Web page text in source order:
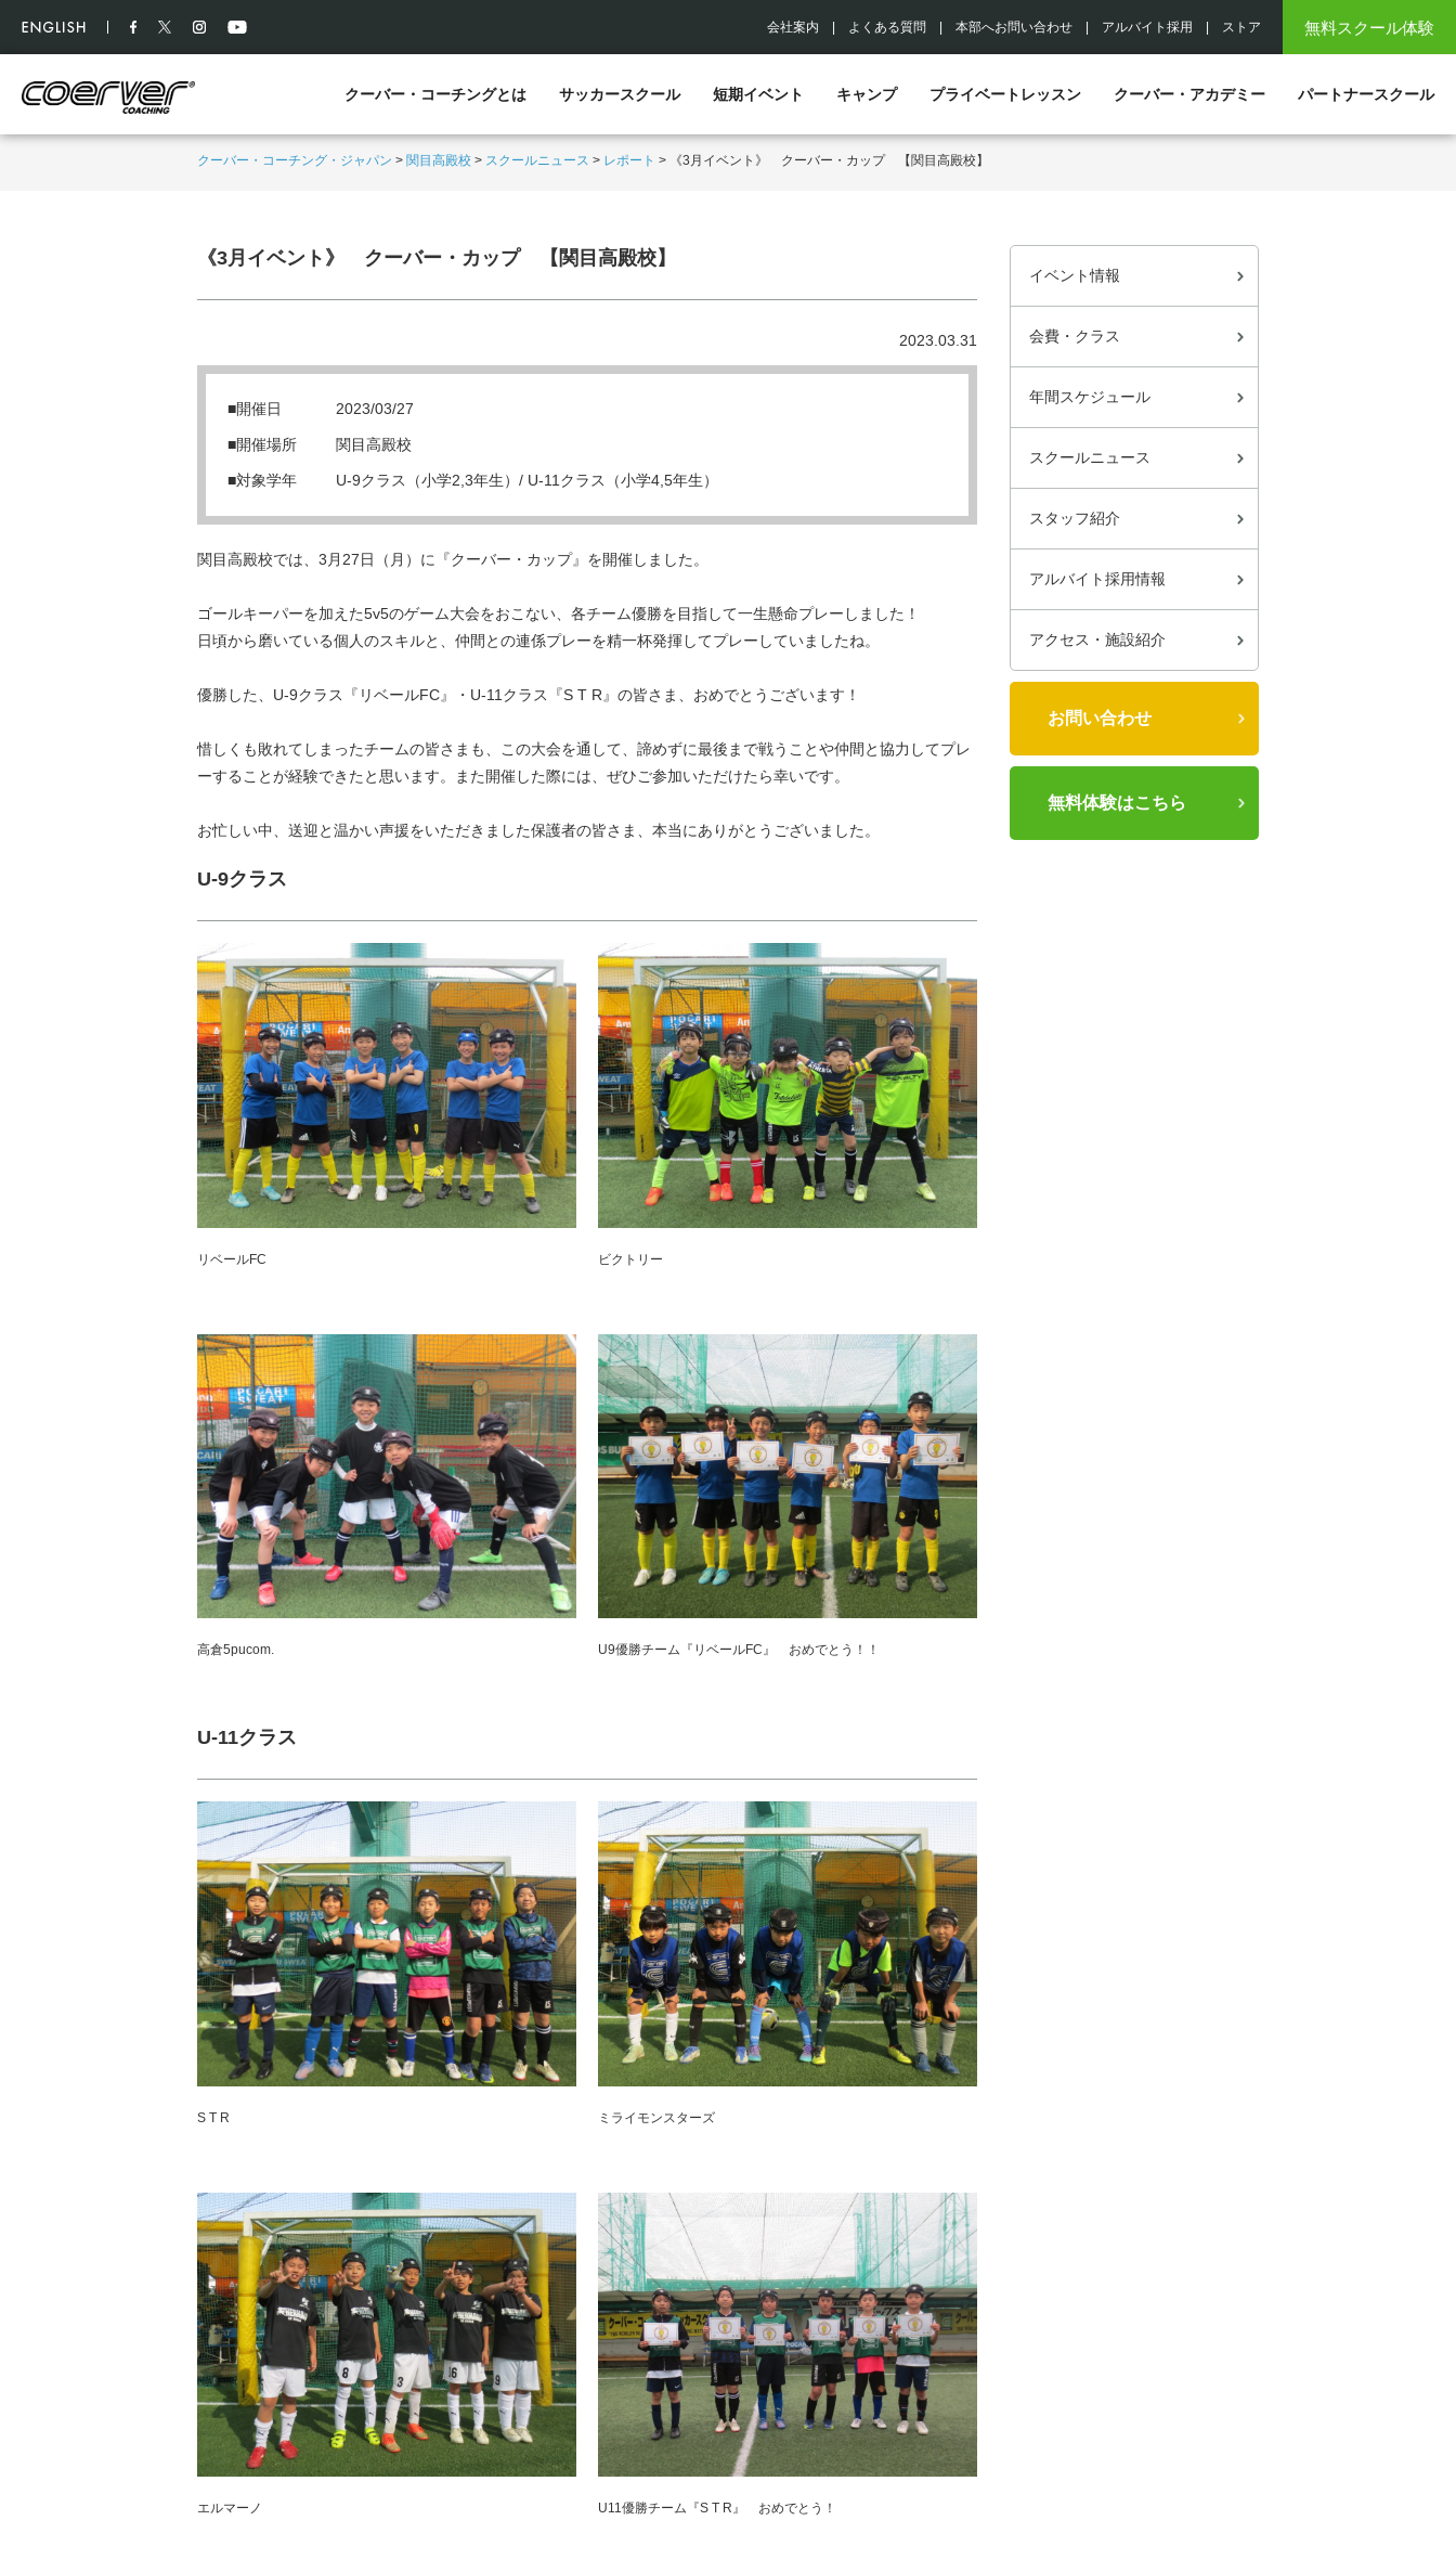
無料スクール体験
会社案内 よくある質問 本部へお問い合わせ アルバイト採用 ストア
クーバー・コーチングとは サッカースクール 短期イベント キャンプ プライベートレッスン クーバー・アカデミー パートナースクール
クーバー・コーチング・ジャパン > 関目高殿校 > スクールニュース > レポート > 《3月イベント》 クーバー・カップ 【関目高殿校】
《3月イベント》 クーバー・カップ 【関目高殿校】
2023.03.31
■開催日 2023/03/27
■開催場所 関目高殿校
■対象学年 U-9クラス（小学2,3年生）/ U-11クラス（小学4,5年生）
関目高殿校では、3月27日（月）に『クーバー・カップ』を開催しました。
ゴールキーパーを加えた5v5のゲーム大会をおこない、各チーム優勝を目指して一生懸命プレーしました！
日頃から磨いている個人のスキルと、仲間との連係プレーを精一杯発揮してプレーしていましたね。
優勝した、U-9クラス『リベールFC』・U-11クラス『S T R』の皆さま、おめでとうございます！
惜しくも敗れてしまったチームの皆さまも、この大会を通して、諦めずに最後まで戦うことや仲間と協力してプレ
ーすることが経験できたと思います。また開催した際には、ぜひご参加いただけたら幸いです。
お忙しい中、送迎と温かい声援をいただきました保護者の皆さま、本当にありがとうございました。
U-9クラス
リベールFC ビクトリー
高倉5pucom. U9優勝チーム『リベールFC』 おめでとう！！
U-11クラス
S T R ミライモンスターズ
エルマーノ U11優勝チーム『S T R』 おめでとう！
イベント情報
会費・クラス
年間スケジュール
スクールニュース
スタッフ紹介
アルバイト採用情報
アクセス・施設紹介
お問い合わせ
無料体験はこちら